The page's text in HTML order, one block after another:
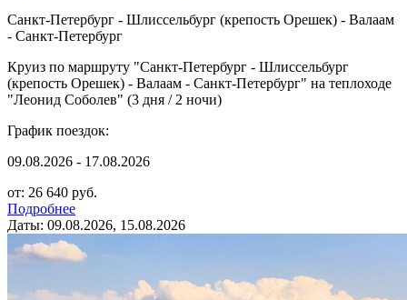
Санкт-Петербург - Шлиссельбург (крепость Орешек) - Валаам
- Санкт-Петербург
Круиз по маршруту "Санкт-Петербург - Шлиссельбург
(крепость Орешек) - Валаам - Санкт-Петербург" на теплоходе
"Леонид Соболев" (3 дня / 2 ночи)
График поездок:
09.08.2026 - 17.08.2026
от: 26 640 руб.
Подробнее
Даты: 09.08.2026, 15.08.2026